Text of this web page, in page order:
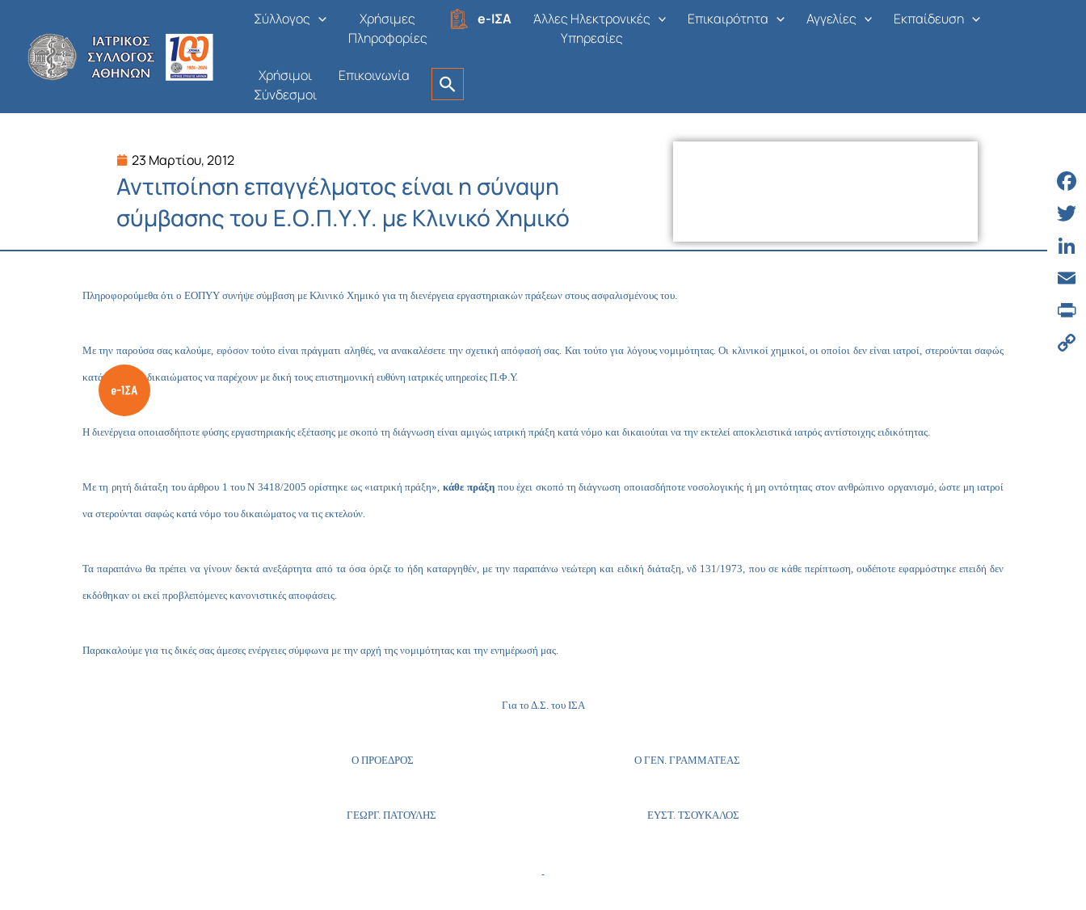
περιεχόμενο
Σύλλογος
Χρήσιμες
Πληροφορίες
e-ΙΣΑ
Άλλες Ηλεκτρονικές
Υπηρεσίες
Επικαιρότητα Αγγελίες Εκπαίδευση
Χρήσιμοι
Σύνδεσμοι
Επικοινωνία
23 Μαρτίου, 2012
Αντιποίηση επαγγέλματος είναι η σύναψη
σύμβασης του Ε.Ο.Π.Υ.Υ. με Κλινικό Χημικό
Πληροφορούμεθα ότι ο ΕΟΠΥΥ συνήψε σύμβαση με Κλινικό Χημικό για τη διενέργεια εργαστηριακών πράξεων στους ασφαλισμένους του.
Με την παρούσα σας καλούμε, εφόσον τούτο είναι πράγματι αληθές, να ανακαλέσετε την σχετική απόφασή σας. Και τούτο για λόγους νομιμότητας. Οι κλινικοί χημικοί, οι οποίοι δεν είναι ιατροί, στερούνται σαφώς
κατά νόμο του δικαιώματος να παρέχουν με δική τους επιστημονική ευθύνη ιατρικές υπηρεσίες Π.Φ.Υ.
Η διενέργεια οποιασδήποτε φύσης εργαστηριακής εξέτασης με σκοπό τη διάγνωση είναι αμιγώς ιατρική πράξη κατά νόμο και δικαιούται να την εκτελεί αποκλειστικά ιατρός αντίστοιχης ειδικότητας.
Με τη ρητή διάταξη του άρθρου 1 του Ν 3418/2005 ορίστηκε ως «ιατρική πράξη», κάθε πράξη που έχει σκοπό τη διάγνωση οποιασδήποτε νοσολογικής ή μη οντότητας στον ανθρώπινο οργανισμό, ώστε μη ιατροί
να στερούνται σαφώς κατά νόμο του δικαιώματος να τις εκτελούν.
Τα παραπάνω θα πρέπει να γίνουν δεκτά ανεξάρτητα από τα όσα όριζε το ήδη καταργηθέν, με την παραπάνω νεώτερη και ειδική διάταξη, νδ 131/1973, που σε κάθε περίπτωση, ουδέποτε εφαρμόστηκε επειδή δεν
εκδόθηκαν οι εκεί προβλεπόμενες κανονιστικές αποφάσεις.
Παρακαλούμε για τις δικές σας άμεσες ενέργειες σύμφωνα με την αρχή της νομιμότητας και την ενημέρωσή μας.
Για το Δ.Σ. του ΙΣΑ
Ο ΠΡΟΕΔΡΟΣ Ο ΓΕΝ. ΓΡΑΜΜΑΤΕΑΣ
ΓΕΩΡΓ. ΠΑΤΟΥΛΗΣ ΕΥΣΤ. ΤΣΟΥΚΑΛΟΣ
Email
Print